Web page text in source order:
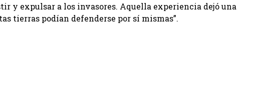
y expulsar a los invasores. Aquella experiencia dejó una
tierras podían defenderse por sí mismas”.